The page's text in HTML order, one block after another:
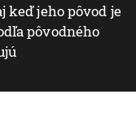
jeho pôvod je
pôvodného